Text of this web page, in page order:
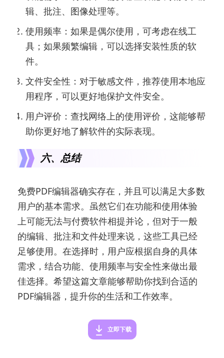
辑、批注、图像处理等。
使用频率：如果是偶尔使用，可考虑在线工
具；如果频繁编辑，可以选择安装性质的软
件。
文件安全性：对于敏感文件，推荐使用本地应
用程序，可以更好地保护文件安全。
用户评价：查找网络上的使用评价，这能够帮
助你更好地了解软件的实际表现。
六、总结
免费PDF编辑器确实存在，并且可以满足大多数
用户的基本需求。虽然它们在功能和使用体验
上可能无法与付费软件相提并论，但对于一般
的编辑、批注和文件处理来说，这些工具已经
足够使用。在选择时，用户应根据自身的具体
需求，结合功能、使用频率与安全性来做出最
佳选择。希望这篇文章能够帮助你找到合适的
PDF编辑器，提升你的生活和工作效率。
立即下载